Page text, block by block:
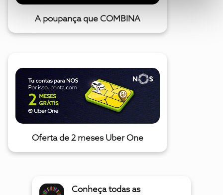
A poupança que COMBINA
Oferta de 2 meses Uber One
Conheça todas as